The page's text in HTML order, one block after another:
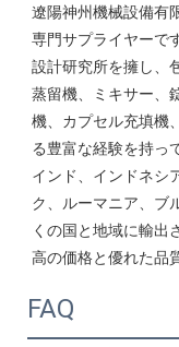
遼陽神州機械設備有
専門サプライヤーで
設計研究所を擁し、
蒸留機、ミキサー、
機、カプセル充填機
る豊富な経験を持っ
インド、インドネシ
ク、ルーマニア、ブ
くの国と地域に輸出
高の価格と優れた品
FAQ